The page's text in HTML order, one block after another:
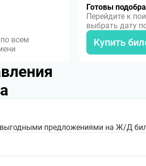
всем
Готовы
Перейдите к
выбрать дату
Купить
предложениями на Ж/Д